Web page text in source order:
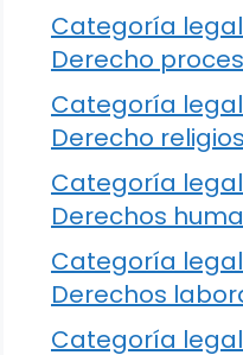
Categoría
Derecho
Categoría
Derecho
Categoría
Derechos
Categoría
Derechos
Categoría